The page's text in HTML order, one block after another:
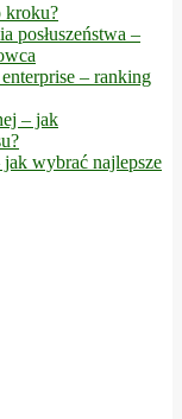
kroku?
posłuszeństwa –
– ranking
– jak
wybrać najlepsze